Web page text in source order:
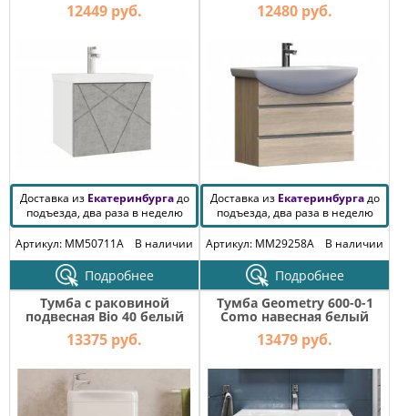
12449 руб.
Доставка из Екатеринбургадо
подъезда, два раза в неделю
Артикул: MM50711A
В наличии
Подробнее
12480 руб.
Доставка из Екатеринбургадо
подъезда, два раза в неделю
Артикул: MM29258A
В наличии
Подробнее
Тумба с раковиной
подвесная Bio 40 белый
13375 руб.
Тумба Geometry 600-0-1
Como навесная белый
13479 руб.